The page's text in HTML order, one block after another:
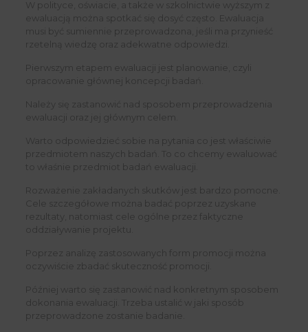
W polityce, oświacie, a także w szkolnictwie wyższym z
ewaluacją można spotkać się dosyć często. Ewaluacja
musi być sumiennie przeprowadzona, jeśli ma przynieść
rzetelną wiedzę oraz adekwatne odpowiedzi.
Pierwszym etapem ewaluacji jest planowanie, czyli
opracowanie głównej koncepcji badań.
Należy się zastanowić nad sposobem przeprowadzenia
ewaluacji oraz jej głównym celem.
Warto odpowiedzieć sobie na pytania co jest właściwie
przedmiotem naszych badań. To co chcemy ewaluować
to właśnie przedmiot badań ewaluacji.
Rozważenie zakładanych skutków jest bardzo pomocne.
Cele szczegółowe można badać poprzez uzyskane
rezultaty, natomiast cele ogólne przez faktyczne
oddziaływanie projektu.
Poprzez analizę zastosowanych form promocji można
oczywiście zbadać skuteczność promocji.
Później warto się zastanowić nad konkretnym sposobem
dokonania ewaluacji. Trzeba ustalić w jaki sposób
przeprowadzone zostanie badanie.